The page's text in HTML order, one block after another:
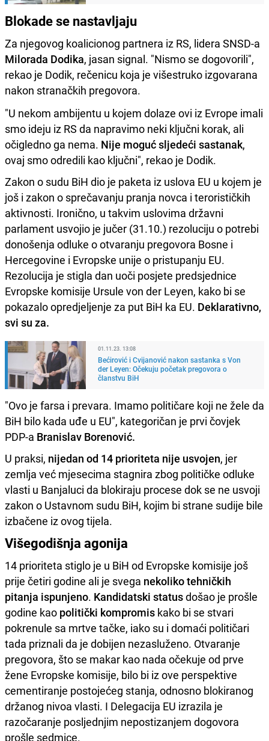
Blokade se nastavljaju
Za njegovog koalicionog partnera iz RS, lidera SNSD-a
Milorada Dodika, jasan signal. "Nismo se dogovorili",
rekao je Dodik, rečenicu koja je višestruko izgovarana
nakon stranačkih pregovora.
"U nekom ambijentu u kojem dolaze ovi iz Evrope imali
smo ideju iz RS da napravimo neki ključni korak, ali
očigledno ga nema. Nije moguć sljedeći sastanak,
ovaj smo odredili kao ključni", rekao je Dodik.
Zakon o sudu BiH dio je paketa iz uslova EU u kojem je
još i zakon o sprečavanju pranja novca i terorističkih
aktivnosti. Ironično, u takvim uslovima državni
parlament usvojio je jučer (31.10.) rezoluciju o potrebi
donošenja odluke o otvaranju pregovora Bosne i
Hercegovine i Evropske unije o pristupanju EU.
Rezolucija je stigla dan uoči posjete predsjednice
Evropske komisije Ursule von der Leyen, kako bi se
pokazalo opredjeljenje za put BiH ka EU. Deklarativno,
svi su za.
01.11.23. 13:08
Bećirović i Cvijanović nakon sastanka s Von
der Leyen: Očekuju početak pregovora o
članstvu BiH
"Ovo je farsa i prevara. Imamo političare koji ne žele da
BiH bilo kada uđe u EU", kategoričan je prvi čovjek
PDP-a Branislav Borenović.
U praksi, nijedan od 14 prioriteta nije usvojen, jer
zemlja već mjesecima stagnira zbog političke odluke
vlasti u Banjaluci da blokiraju procese dok se ne usvoji
zakon o Ustavnom sudu BiH, kojim bi strane sudije bile
izbačene iz ovog tijela.
Višegodišnja agonija
14 prioriteta stiglo je u BiH od Evropske komisije još
prije četiri godine ali je svega nekoliko tehničkih
pitanja ispunjeno. Kandidatski statusdošao je prošle
godine kao politički kompromis kako bi se stvari
pokrenule sa mrtve tačke, iako su i domaći političari
tada priznali da je dobijen nezasluženo. Otvaranje
pregovora, što se makar kao nada očekuje od prve
žene Evropske komisije, bilo bi iz ove perspektive
cementiranje postojećeg stanja, odnosno blokiranog
držanog nivoa vlasti. I Delegacija EU izrazila je
razočaranje posljednjim nepostizanjem dogovora
prošle sedmice.